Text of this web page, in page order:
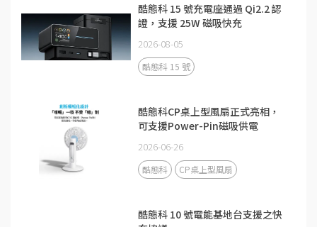
酷態科 15 號充電座通過 Qi2.2 認
證，支援 25W 磁吸快充
2026-08-05
酷態科 15 號
酷態科CP桌上型風扇正式亮相，
可支援Power-Pin磁吸供電
2026-06-26
酷態科 CP桌上型風扇
酷態科 10 號電能基地台支援之快